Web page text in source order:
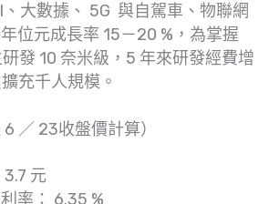
大數據、 5G 與自駕車、物聯網
位元成長率 15－20 %，為掌握
發 10 奈米級，5 年來研發經費增
充千人規模。
／ 23收盤價計算）
元
率： 6.35 %